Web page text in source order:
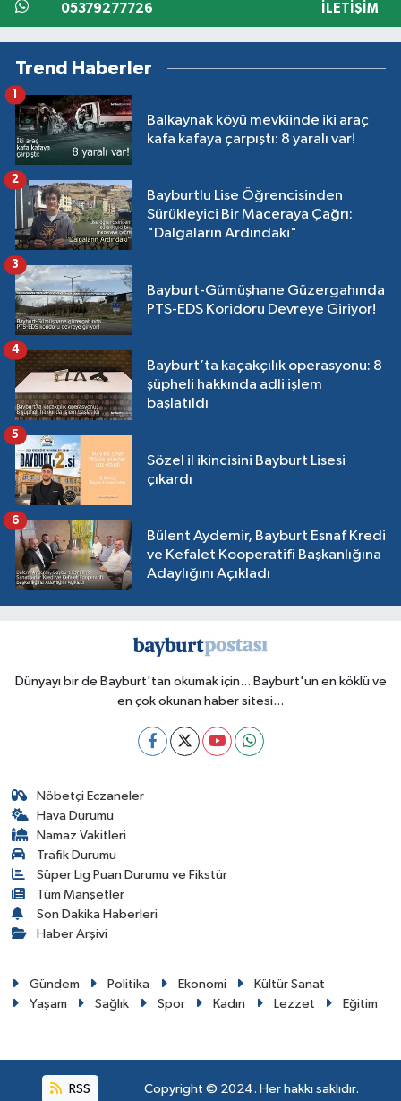
05379277726 İLETIŞIM
Trend Haberler
Balkaynak köyü mevkiinde iki araç
kafa kafaya çarpıştı: 8 yaralı var!
1
Bayburtlu Lise Öğrencisinden
Sürükleyici Bir Maceraya Çağrı:
"Dalgaların Ardındaki"
2
Bayburt-Gümüşhane Güzergahında
PTS-EDS Koridoru Devreye Giriyor!
3
Bayburt’ta kaçakçılık operasyonu: 8
şüpheli hakkında adli işlem
başlatıldı
4
Sözel il ikincisini Bayburt Lisesi
çıkardı
5
Bülent Aydemir, Bayburt Esnaf Kredi
ve Kefalet Kooperatifi Başkanlığına
Adaylığını Açıkladı
6
Dünyayı bir de Bayburt'tan okumak için... Bayburt'un en köklü ve
en çok okunan haber sitesi...
Nöbetçi Eczaneler
Hava Durumu
Namaz Vakitleri
Trafik Durumu
Süper Lig Puan Durumu ve Fikstür
Tüm Manşetler
Son Dakika Haberleri
Haber Arşivi
Gündem Politika Ekonomi
Kültür Sanat
Yaşam
Sağlık Spor Kadın Lezzet Eğitim
RSS Copyright © 2024. Her hakkı saklıdır.